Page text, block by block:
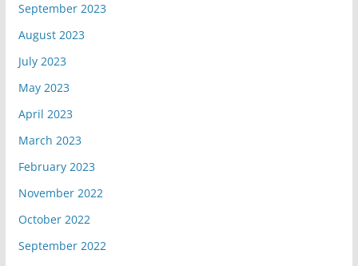
September 2023
August 2023
July 2023
May 2023
April 2023
March 2023
February 2023
November 2022
October 2022
September 2022